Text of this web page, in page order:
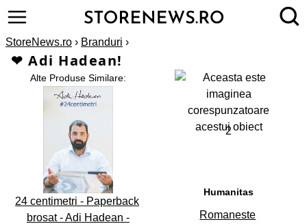
StoreNews.ro › Branduri ›
❤ Adi Hadean!
Alte Produse Similare:
1
24 centimetri - Paperback
brosat - Adi Hadean -
2
Humanitas
Romaneste